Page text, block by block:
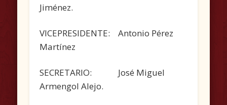
Jiménez.
VICEPRESIDENTE: Antonio Pérez
Martínez
SECRETARIO: José Miguel
Armengol Alejo.